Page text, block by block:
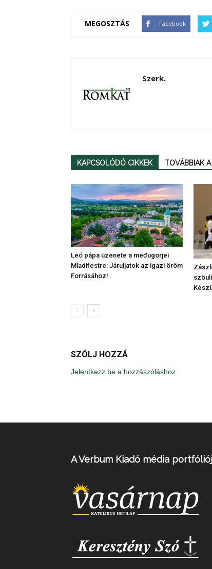
MEGOSZTÁS Facebook
Szerk.
KAPCSOLÓDÓ CIKKEK TOVÁBBIAK
Leó pápa üzenete a međugorjei
Mladifestre: Járuljatok az igazi öröm
Forrásához!
SZÓLJ HOZZÁ
Jelentkezz be a hozzászóláshoz
A Verbum Kiadó média